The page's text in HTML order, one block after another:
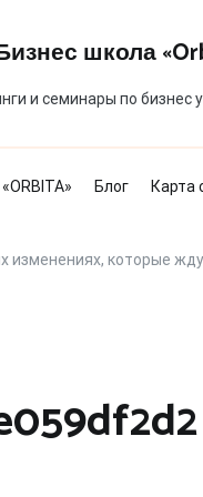
школа
и семинары по бизнес
Блог Карта
изменениях, которые